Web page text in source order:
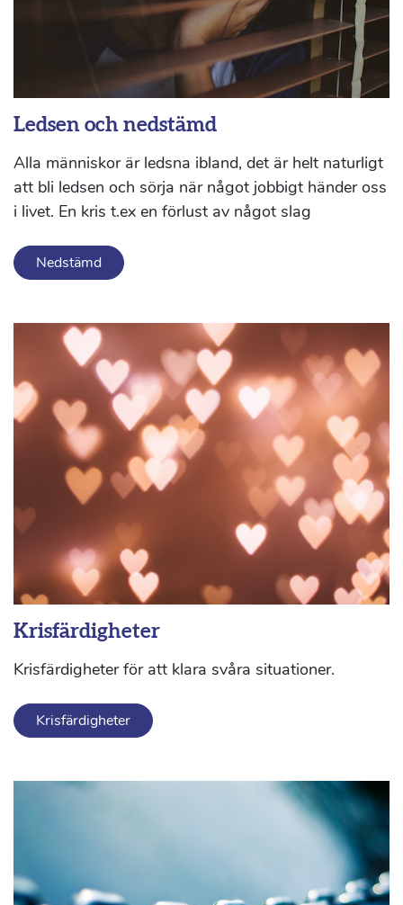
Ledsen och nedstämd
Alla människor är ledsna ibland, det är helt naturligt
att bli ledsen och sörja när något jobbigt händer oss
i livet. En kris t.ex en förlust av något slag
Nedstämd
Krisfärdigheter
Krisfärdigheter för att klara svåra situationer.
Krisfärdigheter